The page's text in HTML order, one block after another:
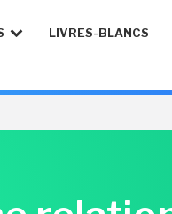
LIVRES-BLANCS